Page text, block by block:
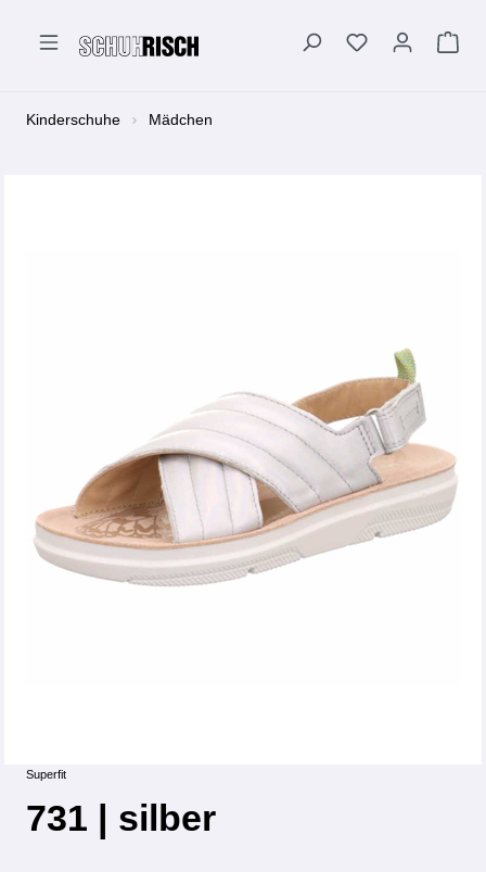
Kinderschuhe Mädchen
Superfit
731 | silber